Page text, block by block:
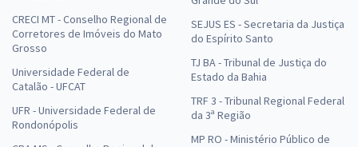
CRECI MT - Conselho Regional de
Corretores de Imóveis do Mato
Grosso
Universidade Federal de
Catalão - UFCAT
UFR - Universidade Federal de
Rondonópolis
SEJUS ES - Secretaria da Justiça
do Espírito Santo
TJ BA - Tribunal de Justiça do
Estado da Bahia
TRF 3 - Tribunal Regional Federal
da 3ª Região
MP RO - Ministério Público de